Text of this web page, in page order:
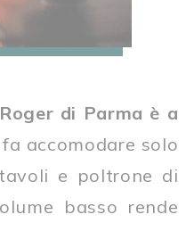
di Parma è a
accomodare solo
e poltrone di
basso rende